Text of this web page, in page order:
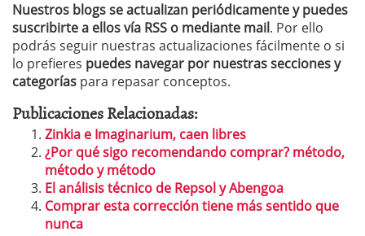
Nuestros blogs se actualizan periódicamente y puedes
suscribirte a ellos vía RSS o mediante mail. Por ello
podrás seguir nuestras actualizaciones fácilmente o si
lo prefieres puedes navegar por nuestras secciones y
categorías para repasar conceptos.
Publicaciones Relacionadas:
Zinkia e Imaginarium, caen libres
¿Por qué sigo recomendando comprar? método,
método y método
El análisis técnico de Repsol y Abengoa
Comprar esta corrección tiene más sentido que
nunca